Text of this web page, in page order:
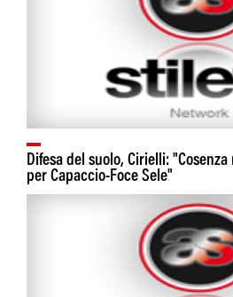
Difesa del suolo, Cirielli:
per Capaccio-Foce Sele"